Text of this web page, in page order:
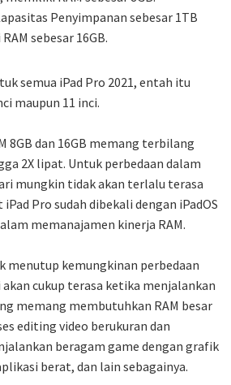
Penyimpanan sebesar 1TB
sebesar 16GB.
semua iPad Pro 2021, entah itu
maupun 11 inci.
8GB dan 16GB memang terbilang
2X lipat. Untuk perbedaan dalam
mungkin tidak akan terlalu terasa
Pro sudah dibekali dengan iPadOS
memanajamen kinerja RAM.
menutup kemungkinan perbedaan
akan cukup terasa ketika menjalankan
memang membutuhkan RAM besar
editing video berukuran dan
beragam game dengan grafik
berat, dan lain sebagainya.